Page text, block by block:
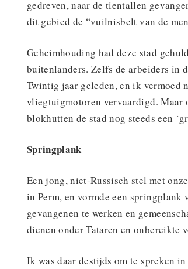
gedreven, naar de tientallen
dit gebied de “vuilnisbelt van de
Geheimhouding had deze stad
buitenlanders. Zelfs de arbeiders in
Twintig jaar geleden, en ik vermoed
vliegtuigmotoren vervaardigd. Maar
blokhutten de stad nog steeds een
Springplank
Een jong, niet-Russisch stel met
in Perm, en vormde een
gevangenen te werken en
dienen onder Tataren en onbereikte
Ik was daar destijds om te spreken